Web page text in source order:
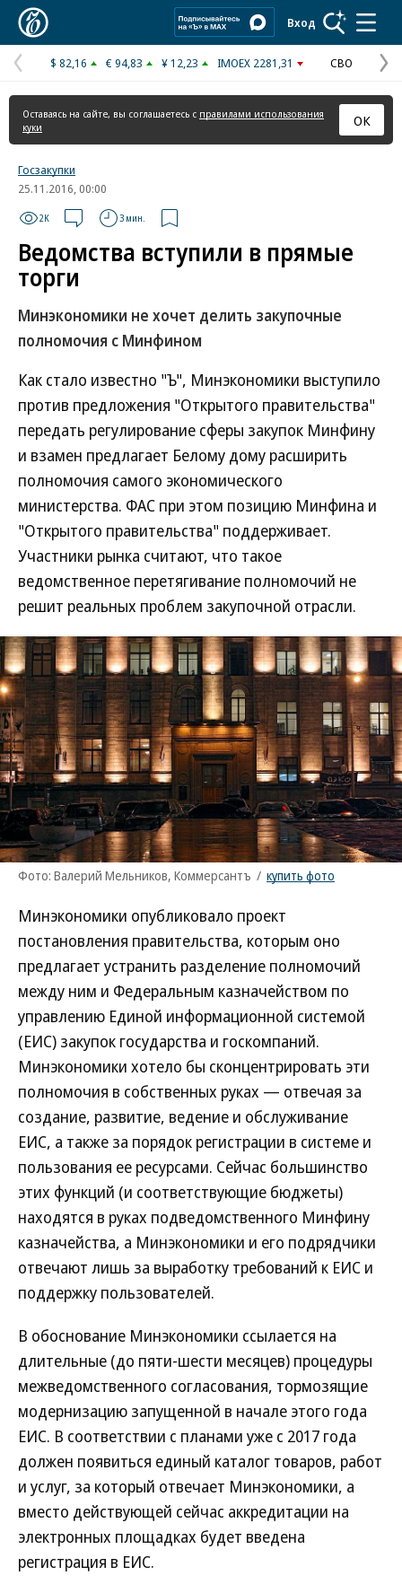
Вход
Предыдущая
страница
$ 82,16 € 94,83 ¥ 12,23 IMOEX 2281,31 СВО
Оставаясь на сайте, вы соглашаетесь с правилами использования
куки
ОК
Госзакупки
25.11.2016, 00:00
2K 3 мин.
Ведомства вступили в прямые
торги
Минэкономики не хочет делить закупочные
полномочия с Минфином
Как стало известно "Ъ", Минэкономики выступило
против предложения "Открытого правительства"
передать регулирование сферы закупок Минфину
и взамен предлагает Белому дому расширить
полномочия самого экономического
министерства. ФАС при этом позицию Минфина и
"Открытого правительства" поддерживает.
Участники рынка считают, что такое
ведомственное перетягивание полномочий не
решит реальных проблем закупочной отрасли.
Фото: Валерий Мельников, Коммерсантъ / купить фото
Минэкономики опубликовало проект
постановления правительства, которым оно
предлагает устранить разделение полномочий
между ним и Федеральным казначейством по
управлению Единой информационной системой
(ЕИС) закупок государства и госкомпаний.
Минэкономики хотело бы сконцентрировать эти
полномочия в собственных руках — отвечая за
создание, развитие, ведение и обслуживание
ЕИС, а также за порядок регистрации в системе и
пользования ее ресурсами. Сейчас большинство
этих функций (и соответствующие бюджеты)
находятся в руках подведомственного Минфину
казначейства, а Минэкономики и его подрядчики
отвечают лишь за выработку требований к ЕИС и
поддержку пользователей.
В обоснование Минэкономики ссылается на
длительные (до пяти-шести месяцев) процедуры
межведомственного согласования, тормозящие
модернизацию запущенной в начале этого года
ЕИС. В соответствии с планами уже с 2017 года
должен появиться единый каталог товаров, работ
и услуг, за который отвечает Минэкономики, а
вместо действующей сейчас аккредитации на
электронных площадках будет введена
регистрация в ЕИС.